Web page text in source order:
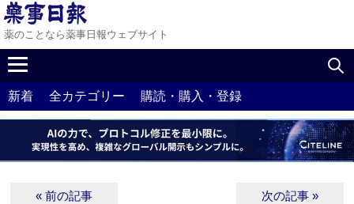
薬のことなら薬事日報ウェブサイト
新着 全カテゴリー 購読・購入・登録
« 前の記事 次の記事 »